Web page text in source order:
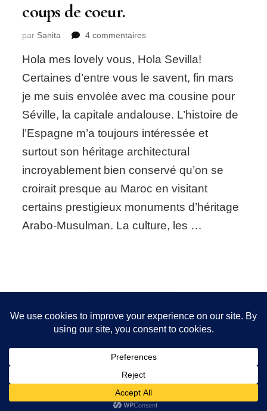
coups de coeur.
par Sanita 4 commentairessur
2017:
« Must
see »
coeur.
Hola mes lovely vous, Hola Sevilla!
Certaines d’entre vous le savent, fin mars
je me suis envolée avec ma cousine pour
Séville, la capitale andalouse. L’histoire de
l’Espagne m’a toujours intéressée et
surtout son héritage architectural
incroyablement bien conservé qu’on se
croirait presque au Maroc en visitant
certains prestigieux monuments d’héritage
Arabo-Musulman. La culture, les …
FOLLOW ME!
2026 CopyrightSanita Styling.Blossom Chic - Développé
Blossom Themes.Propulsé par
Nous utilisons des cookies pour vous garantir la meilleure
expérience sur notre site. Si vous continuez à utiliser ce
dernier, nous considérerons que vous acceptez l'utilisation des
cookies.
OK